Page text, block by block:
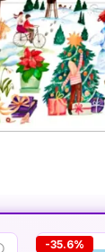
-35.6%